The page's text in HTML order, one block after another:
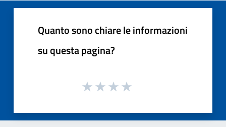
Quanto sono chiare le informazioni
su questa pagina?